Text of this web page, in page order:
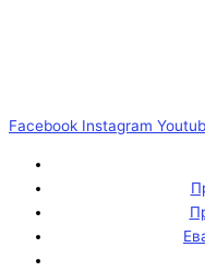
Facebook Instagram